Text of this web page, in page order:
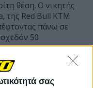
σας
θέση. Ο νικητής
της Red Bull KTM
πάνω σε
50